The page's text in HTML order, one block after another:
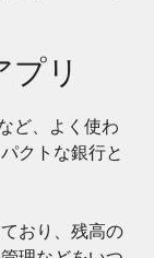
リ
ど、よく使わ
クトな銀行と
おり、残高の